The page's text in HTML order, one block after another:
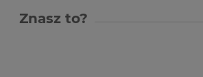
Znasz to?